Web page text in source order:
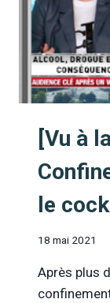
[Vu à
le
18 mai 2021
Après plus